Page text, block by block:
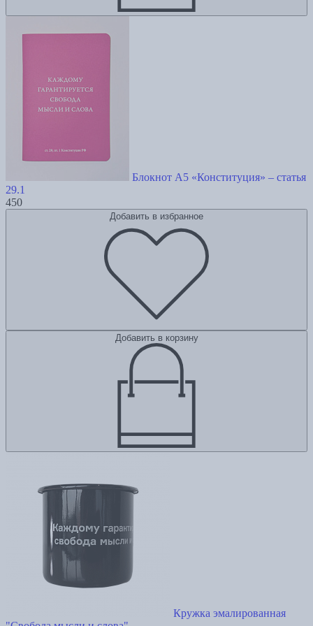
Блокнот А5 «Конституция» – статья
29.1
450
Добавить в избранное
Добавить в корзину
Кружка эмалированная